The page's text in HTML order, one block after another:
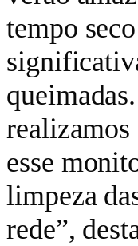
tempo
realizamos
esse
limpeza
rede”,